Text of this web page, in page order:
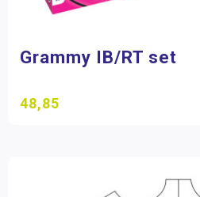
Grammy IB/RT set
48,85